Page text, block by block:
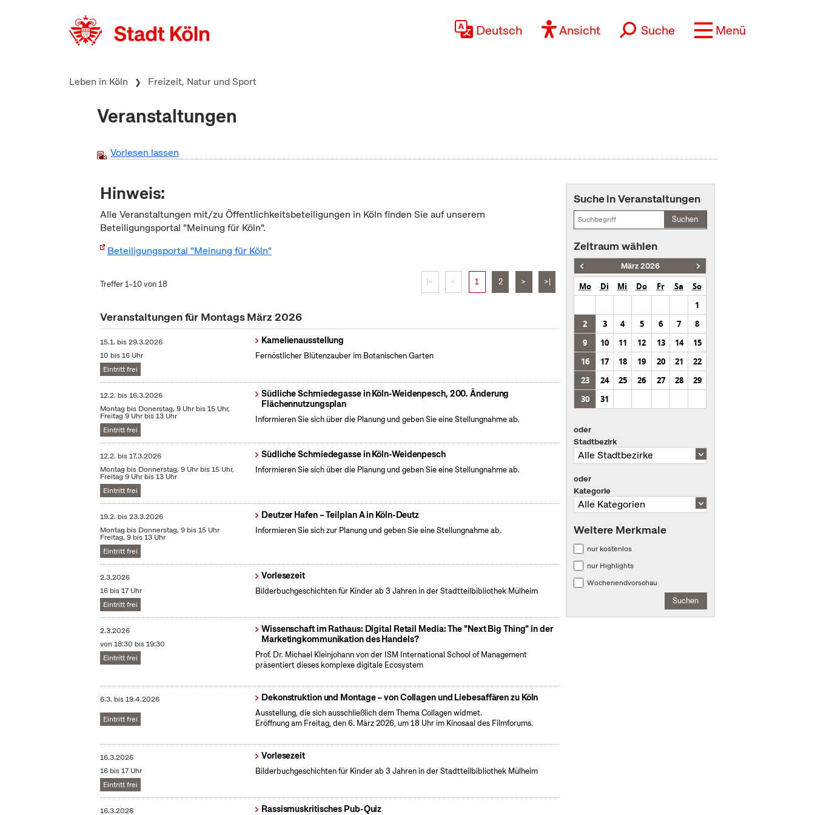
Deutsch Ansicht Suche Menü
Leben in Köln Freizeit, Natur und Sport
Veranstaltungen
Vorlesen lassen
Hinweis:
Alle Veranstaltungen mit/zu Öffentlichkeitsbeteiligungen in Köln finden Sie auf unserem
Beteiligungsportal "Meinung für Köln".
Beteiligungsportal "Meinung für Köln"
Treffer 1–10 von 18 |< < 1 2 > >|
Veranstaltungen für Montags März 2026
15.1. bis29.3.2026
10 bis 16 Uhr
Eintritt frei
Kamelienausstellung
Fernöstlicher Blütenzauber im Botanischen Garten
12.2. bis16.3.2026
Montag bis Donerstag, 9 Uhr bis 15 Uhr,
Freitag 9 Uhr bis 13 Uhr
Eintritt frei
Südliche Schmiedegasse in Köln-Weidenpesch, 200. Änderung
Flächennutzungsplan
Informieren Sie sich über die Planung und geben Sie eine Stellungnahme ab.
12.2. bis17.3.2026
Montag bis Donnerstag, 9 Uhr bis 15 Uhr,
Freitag 9 Uhr bis 13 Uhr
Eintritt frei
Südliche Schmiedegasse in Köln-Weidenpesch
Informieren Sie sich über die Planung und geben Sie eine Stellungnahme ab.
19.2. bis23.3.2026
Montag bis Donnerstag, 9 bis 15 Uhr
Freitag, 9 bis 13 Uhr
Eintritt frei
Deutzer Hafen – Teilplan A in Köln-Deutz
Informieren Sie sich zur Planung und geben Sie eine Stellungnahme ab.
2.3.2026
16 bis 17 Uhr
Eintritt frei
Vorlesezeit
Bilderbuchgeschichten für Kinder ab 3 Jahren in der Stadtteilbibliothek Mülheim
2.3.2026
von 18:30 bis 19:30
Eintritt frei
Wissenschaft im Rathaus: Digital Retail Media: The "Next Big Thing" in der
Marketingkommunikation des Handels?
Prof. Dr. Michael Kleinjohann von der ISM International School of Management
präsentiert dieses komplexe digitale Ecosystem
6.3. bis19.4.2026
Eintritt frei
Dekonstruktion und Montage – von Collagen und Liebesaffären zu Köln
Ausstellung, die sich ausschließlich dem Thema Collagen widmet.
Eröffnung am Freitag, den 6. März 2026, um 18 Uhr im Kinosaal des Filmforums.
16.3.2026
16 bis 17 Uhr
Eintritt frei
Vorlesezeit
Bilderbuchgeschichten für Kinder ab 3 Jahren in der Stadtteilbibliothek Mülheim
16.3.2026
Rassismuskritisches Pub-Quiz
Suche in Veranstaltungen
Suchen
Zeitraum wählen
März 2026
Mo Di Mi Do Fr Sa
So
1
2
3 4 5 6 7
8
9
10 11 12 13 14
15
16
17 18 19 20 21
22
23
24 25 26 27 28
29
30
31
oder
Stadtbezirk
oder
Kategorie
Weitere Merkmale
nur kostenlos
nur Highlights
Wochenendvorschau
Suchen